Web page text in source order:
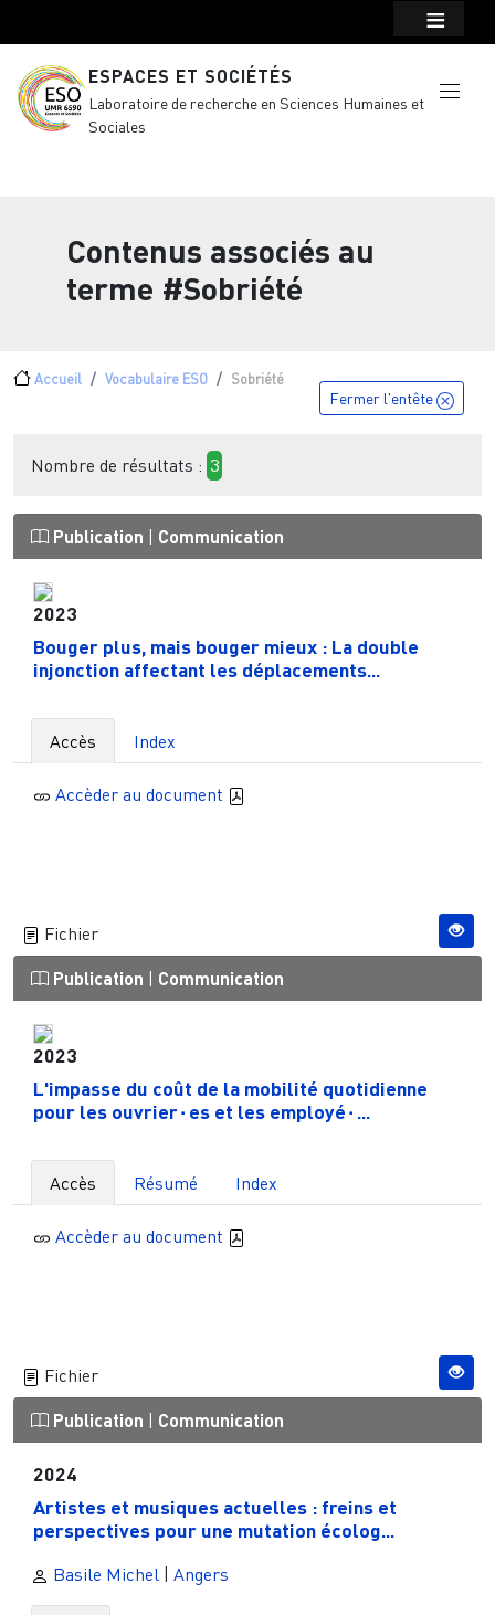
ESPACES ET SOCIÉTÉS
Laboratoire de recherche en Sciences Humaines et
Sociales
Contenus associés au
terme #Sobriété
Fil d'Ariane
Accueil Vocabulaire ESO Sobriété
Fermer l'entête
Nombre de résultats : 3
Publication Communication
2023
Bouger plus, mais bouger mieux : La double
injonction affectant les déplacements...
Accès Index
Accèder au document
Fichier
Publication Communication
2023
L'impasse du coût de la mobilité quotidienne
pour les ouvrier⋅es et les employé⋅...
Accès Résumé Index
Accèder au document
Fichier
Publication Communication
2024
Artistes et musiques actuelles : freins et
perspectives pour une mutation écolog...
Basile Michel | Angers